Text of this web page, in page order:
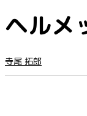
ヘルメ
寺尾 拓郎